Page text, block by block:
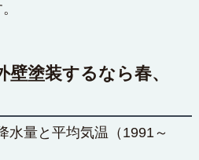
塗装するなら春、
水量と平均気温（1991～